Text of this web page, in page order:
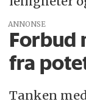
ANNONSE
Forbud
fra
Tanken